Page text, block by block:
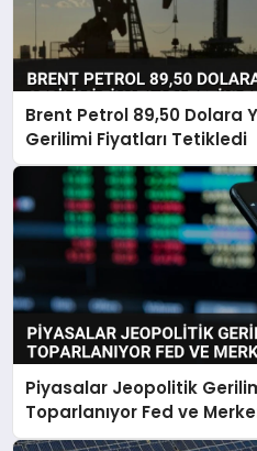
Brent Petrol 89,50 Dolara
Gerilimi Fiyatları Tetikledi
Piyasalar Jeopolitik
Toparlanıyor Fed ve
Noktası